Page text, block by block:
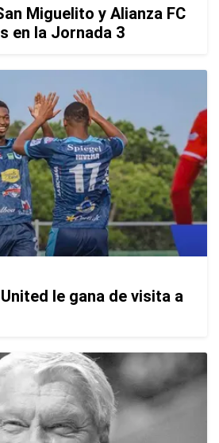
Miguelito y Alianza FC
en la Jornada 3
le gana de visita a